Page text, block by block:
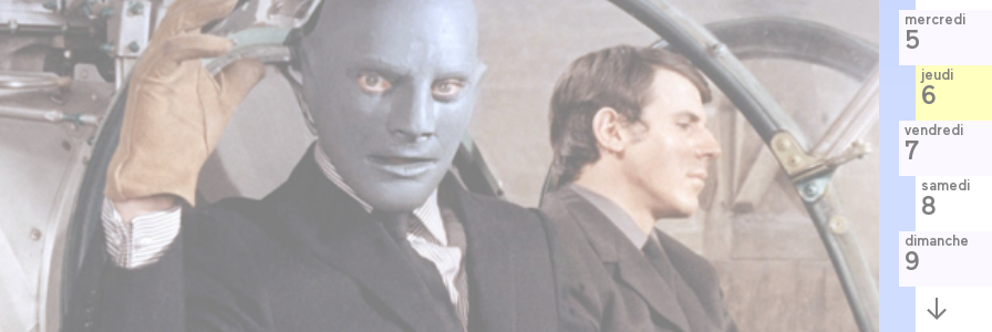
mercredi
5
jeudi
6
vendredi
7
samedi
8
dimanche
9
Semaine
suivante